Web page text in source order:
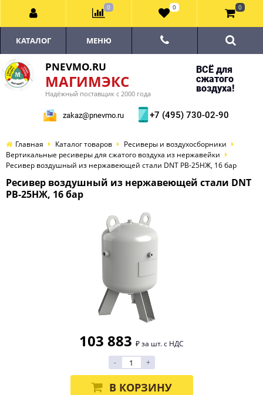
PNEVMO.RU
МАГИМЭКС
Надёжный поставщик с 2000 года
ВСЁ для
сжатого
воздуха!
zakaz@pnevmo.ru +7 (495) 730-02-90
КАТАЛОГ МЕНЮ
Главная Каталог товаров
Ресиверы и воздухосборники
Вертикальные ресиверы для сжатого воздуха из нержавейки
Ресивер воздушный из нержавеющей стали DNT РВ-25НЖ, 16 бар
Ресивер воздушный из нержавеющей стали DNT
РВ-25НЖ, 16 бар
103 883 ₽ за шт. с НДС
-
+
В КОРЗИНУ
0 0 0